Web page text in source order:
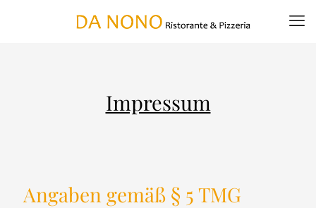
Impressum
Angaben gemäß § 5 TMG